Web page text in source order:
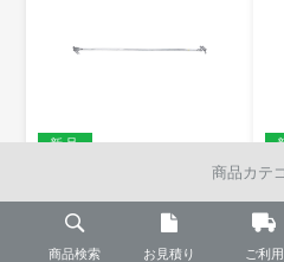
商品検索 お見積り ご利用
商品カテ
新品
通常販売価格
2,108(税込)～
￥6,200(税込)～
通